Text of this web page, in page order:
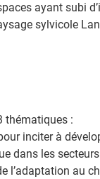
ayant subi
sylvicole
thématiques :
inciter à
dans les
l’adaptation au